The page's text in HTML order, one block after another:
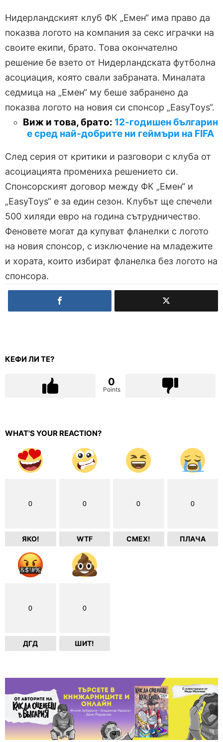
Нидерландският клуб ФК „Емен“ има право да
показва логото на компания за секс играчки на
своите екипи, брато. Това окончателно
решение бе взето от Нидерландската футболна
асоциация, която свали забраната. Миналата
седмица на „Емен“ му беше забранено да
показва логото на новия си спонсор „EasyToys“.
Виж и това, брато: 12-годишен българин
е сред най-добрите ни геймъри на FIFA
След серия от критики и разговори с клуба от
асоциацията промениха решението си.
Спонсорският договор между ФК „Емен“ и
„EasyToys“ е за един сезон. Клубът ще спечели
500 хиляди евро на година сътрудничество.
Феновете могат да купуват фланелки с логото
на новия спонсор, с изключение на младежите
и хората, които избират фланелка без логото на
спонсора.
КЕФИ ЛИ ТЕ?
0
Points
WHAT'S YOUR REACTION?
0
ЯКО!
0
WTF
0
СМЕХ!
0
ПЛАЧА
0
ДГД
0
ШИТ!